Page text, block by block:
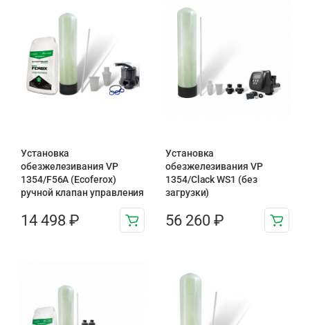
Установка
обезжелезивания VP
1354/F56A (Ecoferox)
ручной клапан управления
14 498 ₽
Установка
обезжелезивания VP
1354/Clack WS1 (без
загрузки)
56 260 ₽